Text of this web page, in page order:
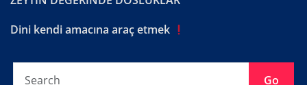
Dini kendi amacına araç etmek
Go